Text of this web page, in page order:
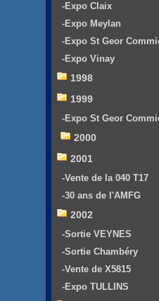
-Expo Claix
-Expo Meylan
-Expo St Geor
-Expo Vinay
1998
1999
-Expo St Geor
2000
2001
-Vente de la 040 T17
-30 ans de l'AMFG
2002
-Sortie VEYNES
-Sortie Chambéry
-Vente de X5815
-Expo TULLINS